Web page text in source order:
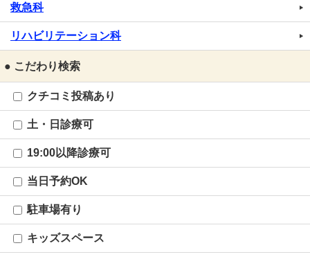
救急科
リハビリテーション科
● こだわり検索
クチコミ投稿あり
土・日診療可
19:00以降診療可
当日予約OK
駐車場有り
キッズスペース